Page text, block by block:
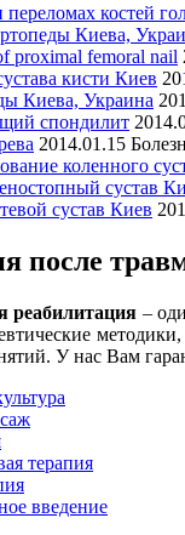
костей
Киева,
proximal femoral nail
кисти Киев
Киева, Украина
спондилит
2014.01.15
коленного
сустав
сустав Киев
после
реабилитация –
У нас Вам
терапия
введение